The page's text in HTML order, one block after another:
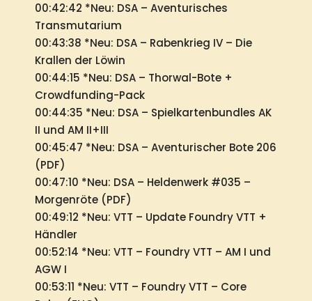
00:42:42 *Neu: DSA – Aventurisches
Transmutarium
00:43:38 *Neu: DSA – Rabenkrieg IV – Die
Krallen der Löwin
00:44:15 *Neu: DSA – Thorwal-Bote +
Crowdfunding-Pack
00:44:35 *Neu: DSA – Spielkartenbundles AK
II und AM II+III
00:45:47 *Neu: DSA – Aventurischer Bote 206
(PDF)
00:47:10 *Neu: DSA – Heldenwerk #035 –
Morgenröte (PDF)
00:49:12 *Neu: VTT – Update Foundry VTT +
Händler
00:52:14 *Neu: VTT – Foundry VTT – AM I und
AGW I
00:53:11 *Neu: VTT – Foundry VTT – Core